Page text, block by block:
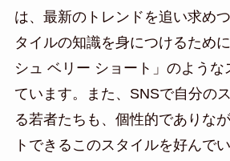
は、最新のトレンドを追い求め
タイルの知識を身につけるため
シュ ベリー ショート」のような
ています。また、SNSで自分の
る若者たちも、個性的でありな
トできるこのスタイルを好んで